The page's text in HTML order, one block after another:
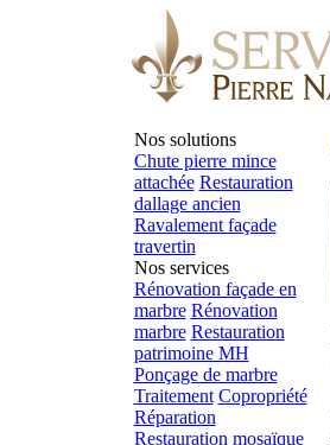
Nos solutions
Chute pierre mince
attachée Restauration
dallage ancien
Ravalement façade
travertin
Nos services
Rénovation façade en
marbre Rénovation
marbre Restauration
patrimoine MH
Ponçage de marbre
Traitement Copropriété
Réparation
Restauration mosaïque